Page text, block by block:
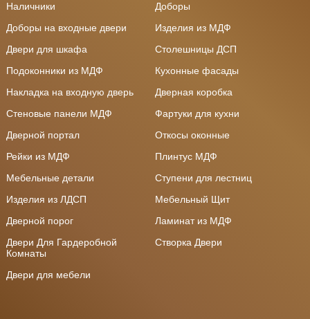
Наличники
Доборы
Доборы на входные двери
Изделия из МДФ
Двери для шкафа
Столешницы ДСП
Подоконники из МДФ
Кухонные фасады
Накладка на входную дверь
Дверная коробка
Стеновые панели МДФ
Фартуки для кухни
Дверной портал
Откосы оконные
Рейки из МДФ
Плинтус МДФ
Мебельные детали
Ступени для лестниц
Изделия из ЛДСП
Мебельный Щит
Дверной порог
Ламинат из МДФ
Двери Для Гардеробной
Комнаты
Створка Двери
Двери для мебели